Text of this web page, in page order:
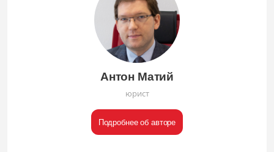
Антон Матий
юрист
Подробнее об авторе